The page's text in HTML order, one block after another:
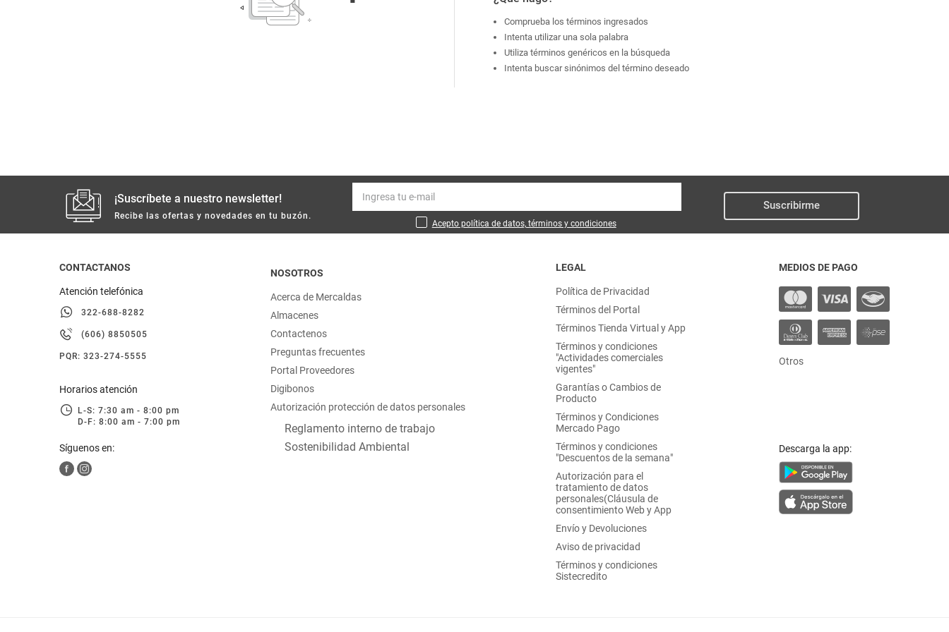
limpieza
otros
hogar
moda
deportes
Comprueba los términos ingresados
Intenta utilizar una sola palabra
Utiliza términos genéricos en la búsqueda
Intenta buscar sinónimos del término deseado
¡Suscríbete a nuestro newsletter!
Recibe las ofertas y novedades en tu buzón.
Acepto política de datos, términos y condiciones
Suscribirme
CONTACTANOS
Atención telefónica
322-688-8282
(606) 8850505
PQR: 323-274-5555
Horarios atención
L-S: 7:30 am - 8:00 pm
D-F: 8:00 am - 7:00 pm
Síguenos en:
NOSOTROS
Acerca de Mercaldas
Almacenes
Contactenos
Preguntas frecuentes
Portal Proveedores
Digibonos
Autorización protección de datos personales
Reglamento interno de trabajo
Sostenibilidad Ambiental
LEGAL
Política de Privacidad
Términos del Portal
Términos Tienda Virtual y App
Términos y condiciones
"Actividades comerciales
vigentes"
Garantías o Cambios de
Producto
Términos y Condiciones
Mercado Pago
Términos y condiciones
"Descuentos de la semana"
Autorización para el
tratamiento de datos
personales(Cláusula de
consentimiento Web y App
Envío y Devoluciones
Aviso de privacidad
Términos y condiciones
Sistecredito
MEDIOS DE PAGO
Otros
Descarga la app:
Arroz